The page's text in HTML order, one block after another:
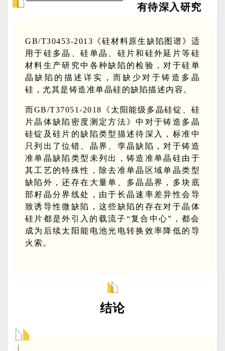
有待深入研究
GB/T30453-2013《硅材料原生缺陷图谱》适
用于硅多晶、硅单晶、硅片和硅外延片等硅
材料生产研究中各种缺陷的检验，对于硅单
晶缺陷的描述详实，而缺少对于铸造多晶
硅，尤其是铸造准单晶硅的缺陷描述内容。
而GB/T37051-2018《太阳能级多晶硅锭、硅
片晶体缺陷密度测定方法》中对于铸造多晶
硅锭及硅片的缺陷类型描述待深入，标准中
只列出了位错、晶界、孪晶缺陷，对于铸造
准单晶缺陷类型未列出，铸造准单晶硅由于
其工艺的特殊性，除去准单晶区域单晶类型
缺陷外，还存在大量单、多晶晶界，多块底
部籽晶分界线处，由于长晶速率差异性会导
致诱导性微缺陷，这些缺陷的存在对于晶体
硅片都是外引入的载流子“复合中心”，都会
成为后续太阳能电池光电转换效率降低的导
火索。
结论